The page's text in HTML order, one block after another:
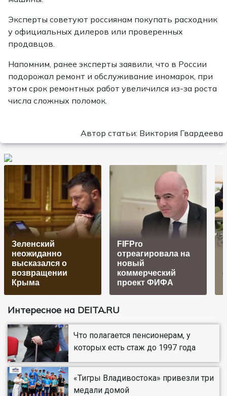
Эксперты советуют россиянам покупать расходник
у официальных дилеров или проверенных
продавцов.
Напомним, ранее эксперты заявили, что в России
подорожал ремонт и обслуживание иномарок, при
этом срок ремонтных работ увеличился из-за роста
числа сложных поломок.
Автор статьи: Виктория Гвардеева
Зеленский
неожиданно
высказался о
возвращении
Крыма
FIFPro
отреагировала на
новый
коммерческий
проект ФИФА
Интересное на DEITA.RU
Что полагается пенсионерам, у
которых есть стаж до 1997 года
«Тигры Владивостока» привезли три
медали домой